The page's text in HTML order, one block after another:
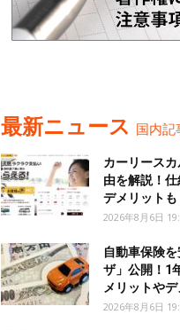
最新ニュース 国内記
カーリース
由を解説！仕
デメリット
2026年8月6日
自動車保険
ザ」公開！1
メリットや
2026年8月6日